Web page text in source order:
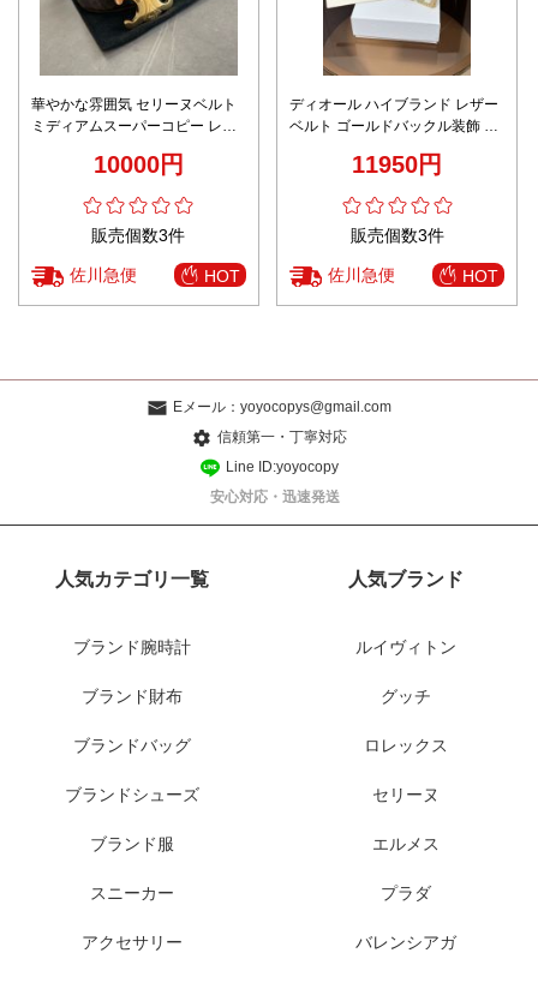
華やかな雰囲気 セリーヌベルト
ミディアムスーパーコピー レザ
ディ ブラウン10000円
販売個数3件
佐川急便 HOT
ディオール ハイブランド レザー
ベルト ゴールドバックル装飾 丁
11950円
販売個数3件
佐川急便 HOT
Eメール： yoyocopys@gmail.com
信頼第一・丁寧対応
Line ID:yoyocopy
安心対応・迅速発送
人気カテゴリ一覧
ブランド腕時計
ブランド財布
ブランドバッグ
ブランドシューズ
ブランド服
スニーカー
アクセサリー
人気ブランド
ルイヴィトン
グッチ
ロレックス
セリーヌ
エルメス
プラダ
バレンシアガ